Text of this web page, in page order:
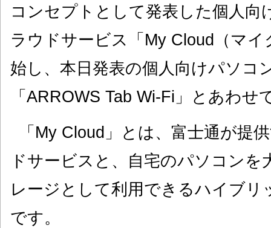
コンセプトとして発表した個人向
ラウドサービス「My Cloud（マ
始し、本日発表の個人向けパソコ
「ARROWS Tab Wi-Fi」とあわせ
「My Cloud」とは、富士通が提
ドサービスと、自宅のパソコン
レージとして利用できるハイブ
です。